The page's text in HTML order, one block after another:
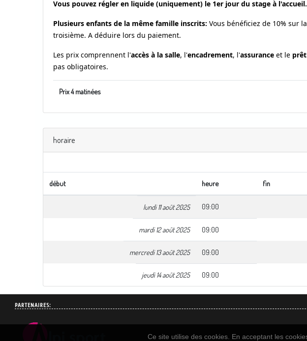
Ce site utilise des cookies. En acceptant les
Vous pouvez régler en liquide (uniquement) le 1er jour du stage à l'accueil.
Plusieurs enfants de la même famille inscrits: Vous bénéficiez de 10% sur
troisième. A déduire lors du paiement.
Les prix comprennent l'accès à la salle, l'encadrement, l'assurance et le
pas obligatoires.
Prix 4 matinées
horaire
début heure fin
lundi 11 août 2025 09:00
mardi 12 août 2025 09:00
mercredi 13 août 2025 09:00
jeudi 14 août 2025 09:00
PARTENAIRES: